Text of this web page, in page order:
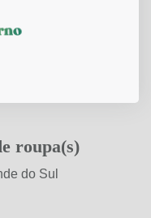
roupa(s)
do Sul
Facebook
Twitter